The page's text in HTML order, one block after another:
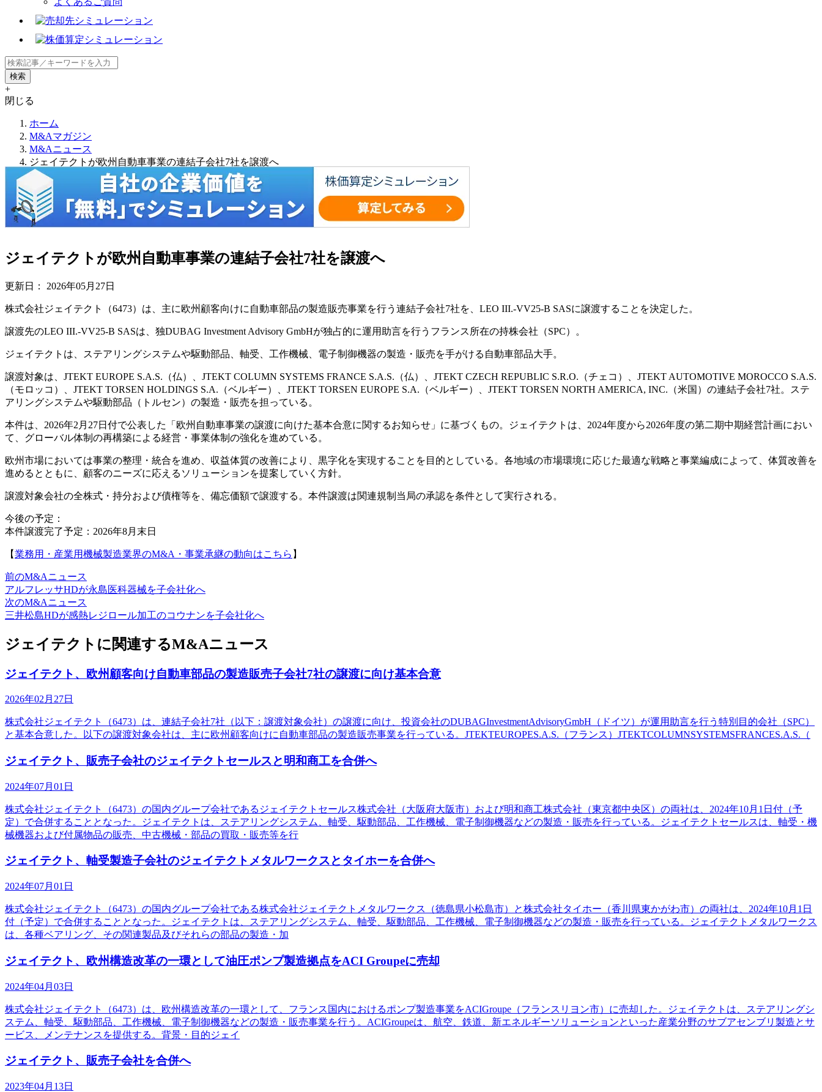
+
閉じる
ホーム
M&Aマガジン
M&Aニュース
ジェイテクトが欧州自動車事業の連結子会社7社を譲渡へ
ジェイテクトが欧州自動車事業の連結子会社7社を譲渡へ
更新日： 2026年05月27日
株式会社ジェイテクト（6473）は、主に欧州顧客向けに自動車部品の製造販売事業を行う連結子会社7社を、LEO III.-VV25-B SASに譲渡することを決定した。
譲渡先のLEO III.-VV25-B SASは、独DUBAG Investment Advisory GmbHが独占的に運用助言を行うフランス所在の持株会社（SPC）。
ジェイテクトは、ステアリングシステムや駆動部品、軸受、工作機械、電子制御機器の製造・販売を手がける自動車部品大手。
譲渡対象は、JTEKT EUROPE S.A.S.（仏）、JTEKT COLUMN SYSTEMS FRANCE S.A.S.（仏）、JTEKT CZECH REPUBLIC S.R.O.（チェコ）、JTEKT AUTOMOTIVE MOROCCO S.A.S.
（モロッコ）、JTEKT TORSEN HOLDINGS S.A.（ベルギー）、JTEKT TORSEN EUROPE S.A.（ベルギー）、JTEKT TORSEN NORTH AMERICA, INC.（米国）の連結子会社7社。ステ
アリングシステムや駆動部品（トルセン）の製造・販売を担っている。
本件は、2026年2月27日付で公表した「欧州自動車事業の譲渡に向けた基本合意に関するお知らせ」に基づくもの。ジェイテクトは、2024年度から2026年度の第二期中期経営計画におい
て、グローバル体制の再構築による経営・事業体制の強化を進めている。
欧州市場においては事業の整理・統合を進め、収益体質の改善により、黒字化を実現することを目的としている。各地域の市場環境に応じた最適な戦略と事業編成によって、体質改善を
進めるとともに、顧客のニーズに応えるソリューションを提案していく方針。
譲渡対象会社の全株式・持分および債権等を、備忘価額で譲渡する。本件譲渡は関連規制当局の承認を条件として実行される。
今後の予定：
本件譲渡完了予定：2026年8月末日
【業務用・産業用機械製造業界のM&A・事業承継の動向はこちら 】
前のM&Aニュース
アルフレッサHDが永島医科器械を子会社化へ
次のM&Aニュース
三井松島HDが感熱レジロール加工のコウナンを子会社化へ
ジェイテクトに関連するM&Aニュース
ジェイテクト、欧州顧客向け自動車部品の製造販売子会社7社の譲渡に向け基本合意
2026年02月27日
株式会社ジェイテクト（6473）は、連結子会社7社（以下：譲渡対象会社）の譲渡に向け、投資会社のDUBAGInvestmentAdvisoryGmbH（ドイツ）が運用助言を行う特別目的会社（SPC）
と基本合意した。以下の譲渡対象会社は、主に欧州顧客向けに自動車部品の製造販売事業を行っている。JTEKTEUROPES.A.S.（フランス）JTEKTCOLUMNSYSTEMSFRANCES.A.S.（
ジェイテクト、販売子会社のジェイテクトセールスと明和商工を合併へ
2024年07月01日
株式会社ジェイテクト（6473）の国内グループ会社であるジェイテクトセールス株式会社（大阪府大阪市）および明和商工株式会社（東京都中央区）の両社は、2024年10月1日付（予
定）で合併することとなった。ジェイテクトは、ステアリングシステム、軸受、駆動部品、工作機械、電子制御機器などの製造・販売を行っている。ジェイテクトセールスは、軸受・機
械機器および付属物品の販売、中古機械・部品の買取・販売等を行
ジェイテクト、軸受製造子会社のジェイテクトメタルワークスとタイホーを合併へ
2024年07月01日
株式会社ジェイテクト（6473）の国内グループ会社である株式会社ジェイテクトメタルワークス（徳島県小松島市）と株式会社タイホー（香川県東かがわ市）の両社は、2024年10月1日
付（予定）で合併することとなった。ジェイテクトは、ステアリングシステム、軸受、駆動部品、工作機械、電子制御機器などの製造・販売を行っている。ジェイテクトメタルワークス
は、各種ベアリング、その関連製品及びそれらの部品の製造・加
ジェイテクト、欧州構造改革の一環として油圧ポンプ製造拠点をACI Groupeに売却
2024年04月03日
株式会社ジェイテクト（6473）は、欧州構造改革の一環として、フランス国内におけるポンプ製造事業をACIGroupe（フランスリヨン市）に売却した。ジェイテクトは、ステアリングシ
ステム、軸受、駆動部品、工作機械、電子制御機器などの製造・販売事業を行う。ACIGroupeは、航空、鉄道、新エネルギーソリューションといった産業分野のサブアセンブリ製造とサ
ービス、メンテナンスを提供する。背景・目的ジェイ
ジェイテクト、販売子会社を合併へ
2023年04月13日